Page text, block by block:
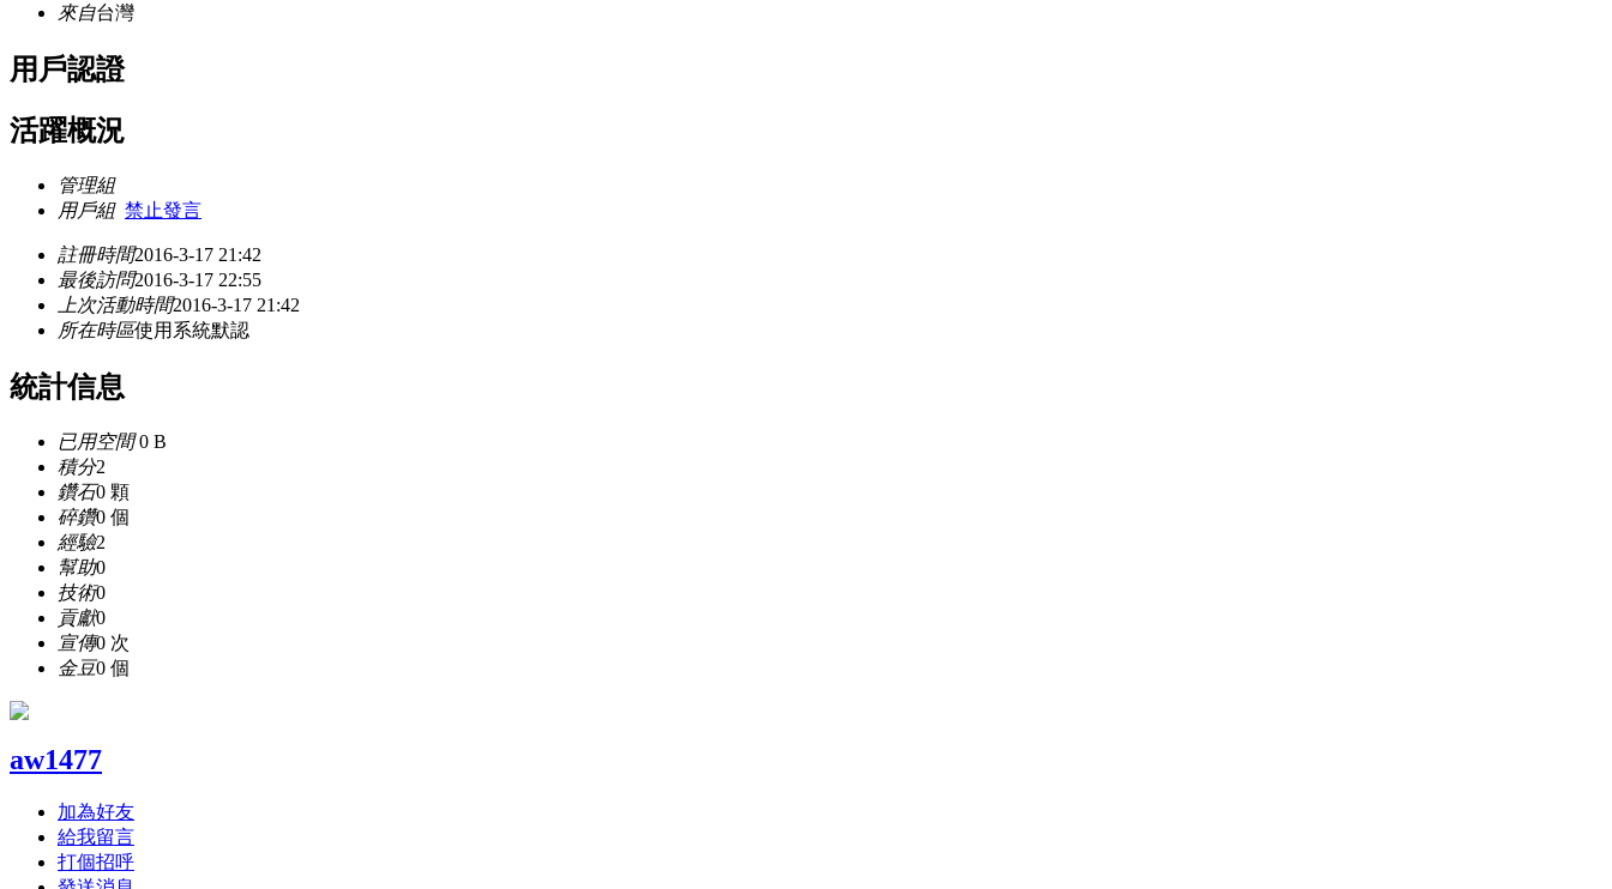
來自台灣
用戶認證
活躍概況
管理組
用戶組 禁止發言
註冊時間2016-3-17 21:42
最後訪問2016-3-17 22:55
上次活動時間2016-3-17 21:42
所在時區使用系統默認
統計信息
已用空間0 B
積分2
鑽石0 顆
碎鑽0 個
經驗2
幫助0
技術0
貢獻0
宣傳0 次
金豆0 個
aw1477
加為好友
給我留言
打個招呼